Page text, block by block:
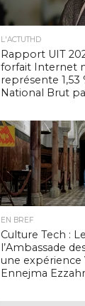
L'ACTUTHD
Rapport UIT
forfait Internet
représente 1,53
National Brut
EN BREF
Culture Tech :
l’Ambassade
une expérience
Ennejma